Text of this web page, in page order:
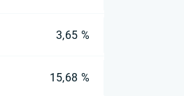
3,65 %
15,68 %